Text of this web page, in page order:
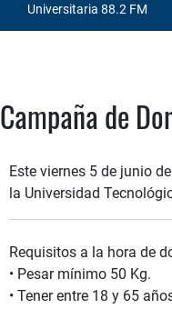
Universitaria 88.2 FM
Campaña de
Este viernes 5 de junio
la Universidad
Requisitos a la hora de
• Pesar mínimo 50 Kg.
• Tener entre 18 y 65